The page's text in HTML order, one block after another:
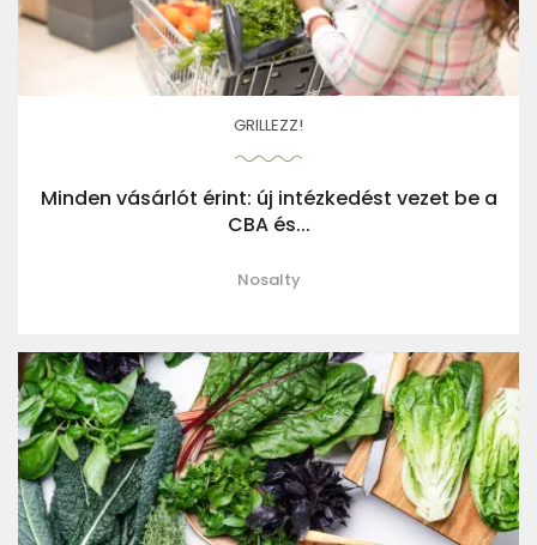
GRILLEZZ!
Minden vásárlót érint: új intézkedést vezet be a
CBA és...
Nosalty